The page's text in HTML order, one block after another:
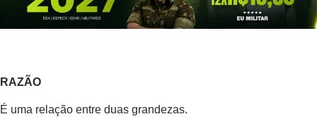
RAZÃO
É uma relação entre duas grandezas.